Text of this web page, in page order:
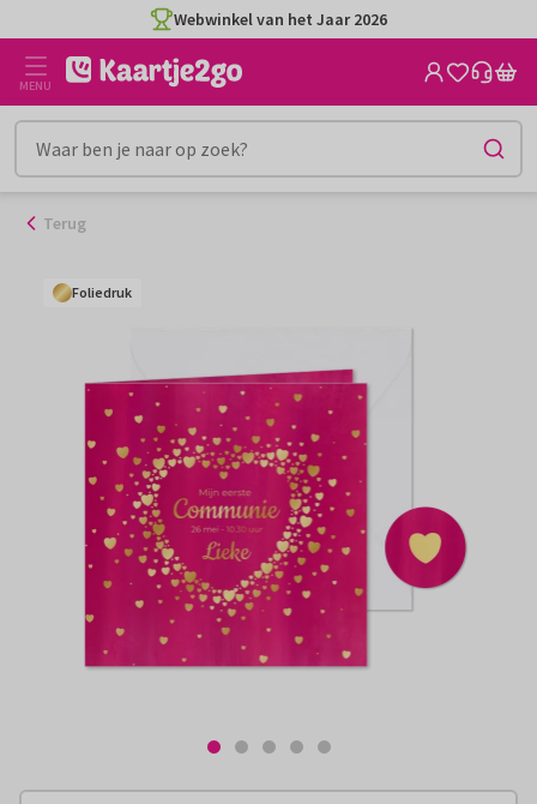
naar
inhoud
Webwinkel van het Jaar 2026
MENU
Terug
Foliedruk
Foliedruk
Foliedruk
Foliedruk
Foliedruk